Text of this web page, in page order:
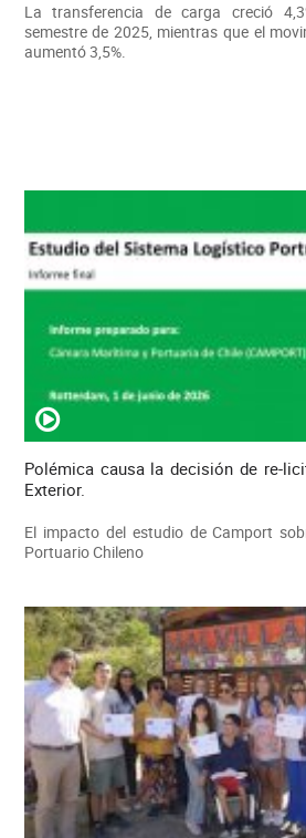
La transferencia de carga creció
semestre de 2025, mientras que el
aumentó 3,5%.
Polémica causa la decisión de re-
Exterior.
El impacto del estudio de Camport
Portuario Chileno